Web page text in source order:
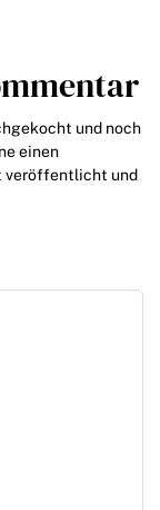
und noch
einen
veröffentlicht und